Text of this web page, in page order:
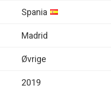
Spania
Madrid
Øvrige
2019